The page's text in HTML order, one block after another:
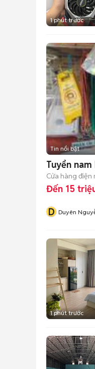
1 phút trước
Tin nổi bật
Tuyển
Cửa hàng điện
Đến 15
D Duyên
1 phút trước